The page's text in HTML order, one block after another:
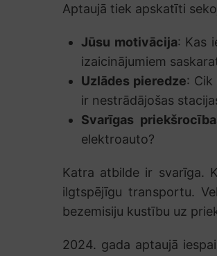
Aptaujā tiek apskatīti
Jūsu motivācija: Kas
izaicinājumiem
Uzlādes pieredze: Cik
ir nestrādājošas
Svarīgas
elektroauto?
Katra atbilde ir svarīga.
ilgtspējīgu transportu.
bezemisiju kustību uz
2024. gada aptaujā